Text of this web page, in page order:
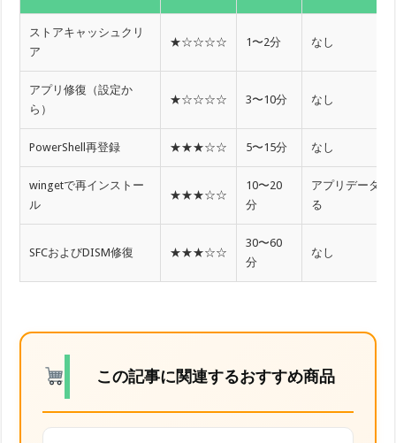
ストアキャッシュクリ
ア
★☆☆☆☆ 1〜2分 なし
アプリ修復（設定か
ら）
★☆☆☆☆ 3〜10分 なし
PowerShell再登録 ★★★☆☆ 5〜15分 なし
wingetで再インストー
ル
★★★☆☆
10〜20
分
アプリデータが
る
SFCおよびDISM修復 ★★★☆☆
30〜60
分
なし
この記事に関連するおすすめ商品